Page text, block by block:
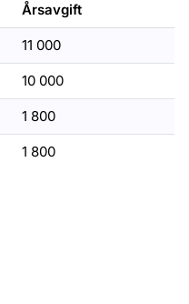
Årsavgift
11 000
10 000
1 800
1 800